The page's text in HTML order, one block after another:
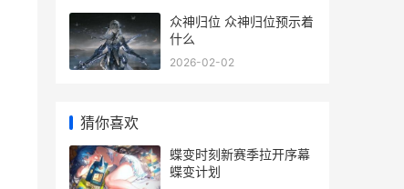
众神归位 众神归位预示着
什么
2026-02-02
猜你喜欢
蝶变时刻新赛季拉开序幕
蝶变计划